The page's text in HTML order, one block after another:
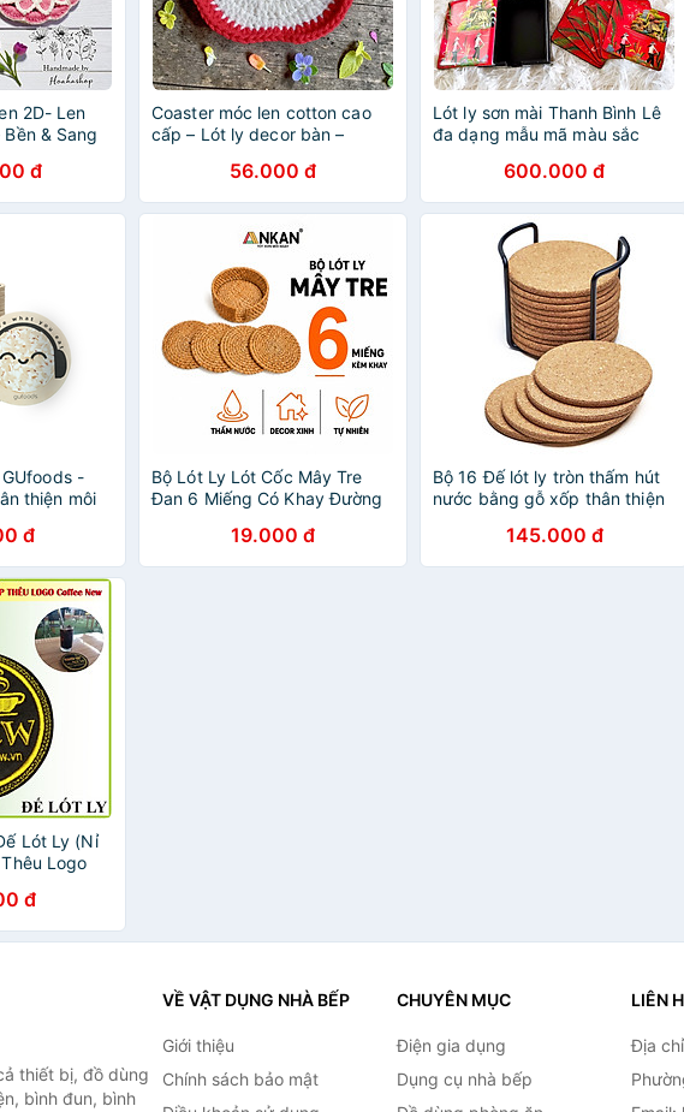
2D- Len
& Sang
đ
Coaster móc len cotton cao
cấp – Lót ly decor bàn –
56.000 đ
Lót ly sơn mài Thanh Bình Lê
đa dạng mẫu mã màu sắc
600.000 đ
-
thiện môi
cùng GU
đ
Bộ Lót Ly Lót Cốc Mây Tre
Đan 6 Miếng Có Khay Đường
Công, Thân Thiện Môi Trường
19.000 đ
Bộ 16 Đế lót ly tròn thấm hút
nước bằng gỗ xốp thân thiện
logo) - Hàng chính hãng
145.000 đ
Lót Ly (Nỉ
Logo
nhanh -
New
đ
thiết bị, đồ dùng
bình đun, bình
VỀ VẬT DỤNG NHÀ BẾP
Giới thiệu
Chính sách bảo mật
CHUYÊN MỤC
Điện gia dụng
Dụng cụ nhà bếp
LIÊN
Địa